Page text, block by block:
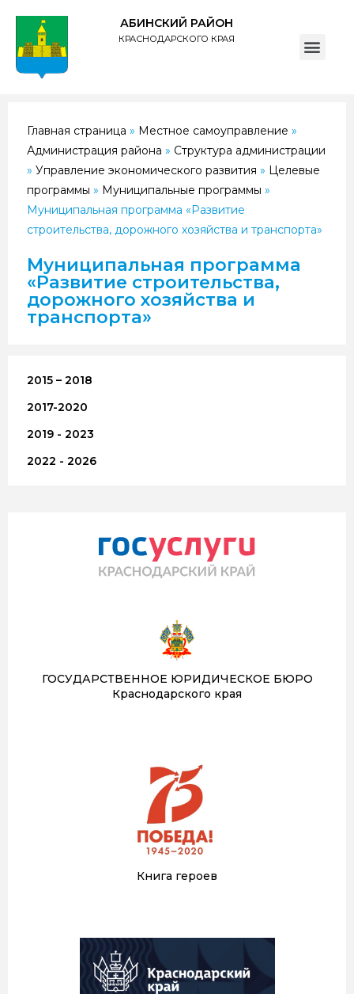
АБИНСКИЙ РАЙОН
КРАСНОДАРСКОГО КРАЯ
Главная страница » Местное самоуправление »
Администрация района » Структура администрации
» Управление экономического развития » Целевые
программы » Муниципальные программы »
Муниципальная программа «Развитие
строительства, дорожного хозяйства и транспорта»
Муниципальная программа
«Развитие строительства,
дорожного хозяйства и
транспорта»
2015 – 2018
2017-2020
2019 - 2023
2022 - 2026
ГОСУДАРСТВЕННОЕ ЮРИДИЧЕСКОЕ БЮРО
Краснодарского края
Книга героев